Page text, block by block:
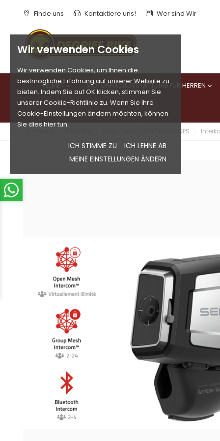
Wir verwenden Cookies
Wir verwenden Cookies, um Ihnen die
bestmögliche Erfahrung auf unserer Website zu
bieten. Indem Sie auf OK klicken, stimmen Sie
unserer Cookie-Richtlinie zu. Wenn Sie Ihre
Cookie-Einstellungen ändern möchten, können
Sie dies hier tun.
ICH STIMME ZU
ICH LEHNE AB
MEINE EINSTELLUNGEN ÄNDERN
Finde uns Kontaktiere uns! Wer sind Wir
HELMET MOTORRADAUSSTATTUNG FÜR HERREN 
HIGH-TECH / MOTORRAD-GPS